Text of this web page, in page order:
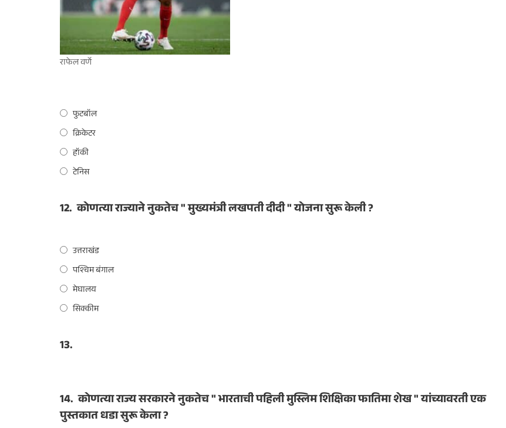
राफेल वर्णे
फुटबॉल
क्रिकेटर
हॉकी
टेनिस
12. कोणत्या राज्याने नुकतेच " मुख्यमंत्री लखपती दीदी " योजना सुरू केली ?
उत्तराखंड
पश्चिम बंगाल
मेघालय
सिक्कीम
13.
14. कोणत्या राज्य सरकारने नुकतेच " भारताची पहिली मुस्लिम शिक्षिका फातिमा शेख " यांच्यावरती एक
पुस्तकात धडा सुरू केला ?